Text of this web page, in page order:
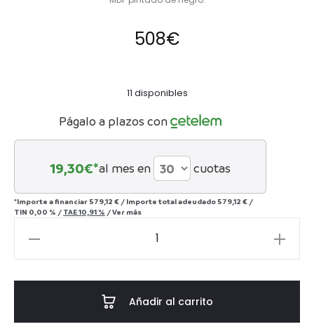
508€
11 disponibles
Págalo a plazos con
19,30€*al mes en cuotas
*Importe a financiar 579,12 € / Importe total adeudado 579,12 € /
TIN 0,00 % / TAE10,91 % /Ver más
Añadir al carrito